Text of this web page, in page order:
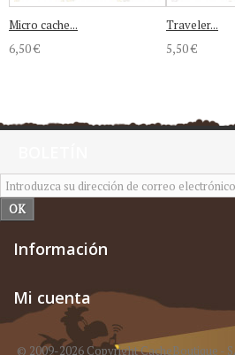
Micro cache...
6,50 €
Traveler...
5,50 €
OK
Información
Mi cuenta
© 2009-2026 Copyright CacheBoutique -